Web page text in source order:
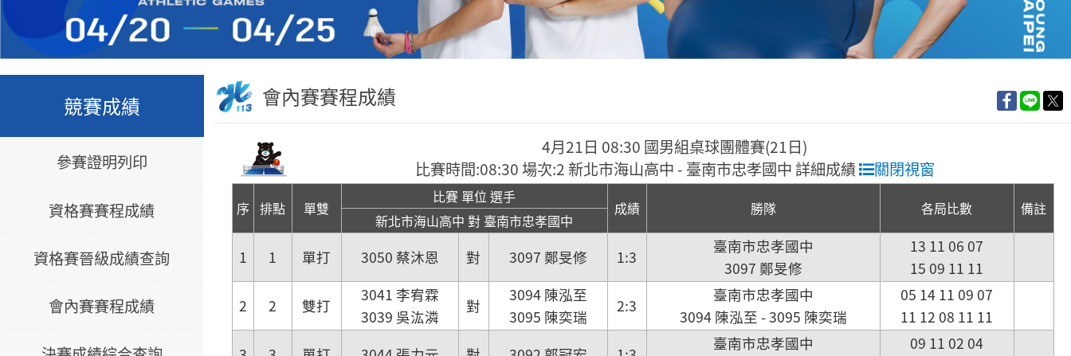
競賽成績
參賽證明列印
資格賽賽程成績
資格賽晉級成績查詢
會內賽賽程成績
會內賽賽程成績
4月21日 08:30 國男組桌球團體賽(21日)
比賽時間:08:30 場次:2 新北市海山高中 - 臺南市忠孝國中 詳細成績
關閉視窗
序 排點 單雙
比賽 單位 選手
成績 勝隊 各局比數 備註
新北市海山高中 對 臺南市忠孝國中
1 1 單打 3050 蔡沐恩 對 3097 鄭旻修 1:3
臺南市忠孝國中
3097 鄭旻修
13 11 06 07
15 09 11 11
2
2 雙打
3041 李宥霖
3039 吳汯潾
對
3094 陳泓至
3095 陳奕瑞
2:3
臺南市忠孝國中
3094 陳泓至 - 3095 陳奕瑞
05 14 11 09 07
11 12 08 11 11
臺南市忠孝國中
09 11 02 04